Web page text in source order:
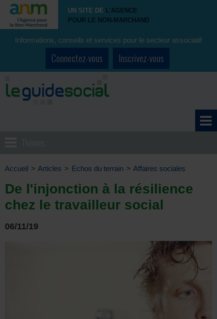
UN SITE DE L'AGENCE
POUR LE NON-MARCHAND
Informations, conseils et services pour le secteur associatif
Connectez-vous Inscrivez-vous
Accueil > Articles > Echos du terrain > Affaires sociales
De l'injonction à la résilience
chez le travailleur social
06/11/19